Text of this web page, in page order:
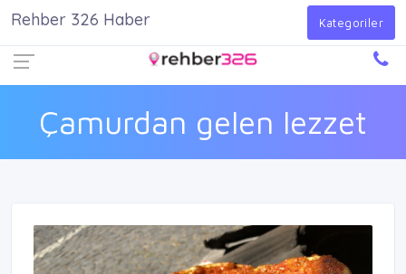
Giriş Yap
Çamurdan gelen lezzet
Rehber 326 Haber Kategoriler